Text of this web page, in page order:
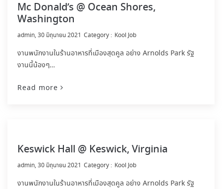
Mc Donald’s @ Ocean Shores,
Washington
by
admin 30 มิถุนายน 2021 Kool Job
งานพนักงานในร้านอาหารที่เมืองสุดคูล อย่าง Arnolds Park รัฐ
งานนี้น้องๆ…
Read more
Keswick Hall @ Keswick, Virginia
by
admin 30 มิถุนายน 2021 Kool Job
งานพนักงานในร้านอาหารที่เมืองสุดคูล อย่าง Arnolds Park รัฐ